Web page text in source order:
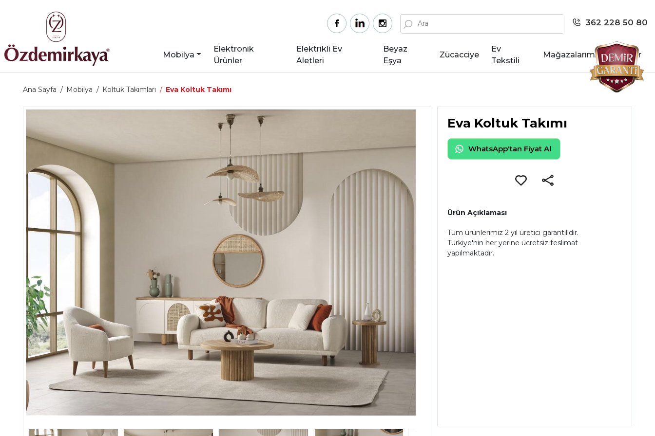
362 228 50 80
Mobilya
Elektronik
Ürünler
Elektrikli Ev
Aletleri
Beyaz
Eşya
Zücacciye
Ev
Tekstili
Mağazalarımız Kariyer
Ana Sayfa Mobilya Koltuk Takımları Eva Koltuk Takımı
Eva Koltuk Takımı
WhatsApp'tan Fiyat Al
Ürün Açıklaması
Tüm ürünlerimiz 2 yıl üretici garantilidir.
Türkiye'nin her yerine ücretsiz teslimat
yapılmaktadır.